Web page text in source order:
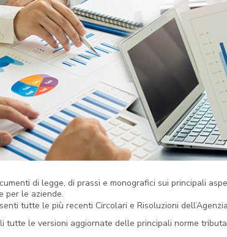
di legge, di prassi e monografici sui principali
per le aziende.
tutte le più recenti Circolari e Risoluzioni
tutte le versioni aggiornate delle principali norme